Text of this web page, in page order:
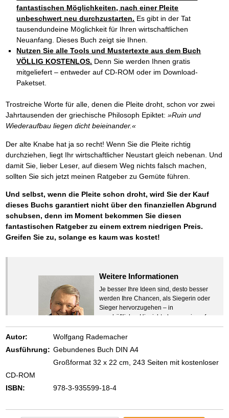
fantastischen Möglichkeiten, nach einer Pleite
unbeschwert neu durchzustarten. Es gibt in der Tat
tausendundeine Möglichkeit für Ihren wirtschaftlichen
Neuanfang. Dieses Buch zeigt sie Ihnen.
Nutzen Sie alle Tools und Mustertexte aus dem Buch
VÖLLIG KOSTENLOS. Denn Sie werden Ihnen gratis
mitgeliefert – entweder auf CD-ROM oder im Download-
Paketset.
Trostreiche Worte für alle, denen die Pleite droht, schon vor zwei
Jahrtausenden der griechische Philosoph Epiktet: »Ruin und
Wiederaufbau liegen dicht beieinander.«
Der alte Knabe hat ja so recht! Wenn Sie die Pleite richtig
durchziehen, liegt Ihr wirtschaftlicher Neustart gleich nebenan. Und
damit Sie, lieber Leser, auf diesem Weg nichts falsch machen,
sollten Sie sich jetzt meinen Ratgeber zu Gemüte führen.
Und selbst, wenn die Pleite schon droht, wird Sie der Kauf
dieses Buchs garantiert nicht über den finanziellen Abgrund
schubsen, denn im Moment bekommen Sie diesen
fantastischen Ratgeber zu einem extrem niedrigen Preis.
Greifen Sie zu, solange es kaum was kostet!
Weitere Informationen
Je besser Ihre Ideen sind, desto besser
werden Ihre Chancen, als Siegerin oder
Sieger hervorzugehen – in
geschäftlicher Hinsicht ebenso wie auf
beruflichem oder privatem Gebiet. Denn
eins ist todsicher:
Zeigen Sie mit der Maus hierhin, um
Autor:
Wolfgang Rademacher
Ausführung: Gebundenes Buch DIN A4
Großformat 32 x 22 cm, 243 Seiten mit kostenloser
CD-ROM
ISBN:
978-3-935599-18-4